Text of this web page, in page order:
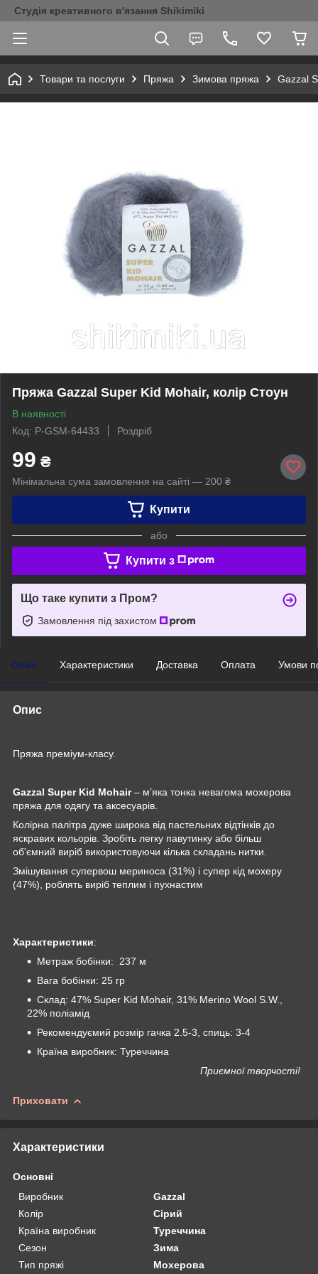
Студія креативного в'язання Shikimiki
Товари та послуги Пряжа Зимова пряжа Gazzal
Пряжа Gazzal Super Kid Mohair, колір Стоун
В наявності
Код: P-GSM-64433
Роздріб
99 ₴
Мінімальна сума замовлення на сайті — 200 ₴
Купити
або
Купити з
Що таке купити з Пром?
Замовлення під захистом
Опис Характеристики Доставка Оплата Умови
Опис
Пряжа преміум-класу.
Gazzal Super Kid Mohair– м’яка тонка невагома мохерова
пряжа для одягу та аксесуарів.
Колірна палітра дуже широка від пастельних відтінків до
яскравих кольорів. Зробіть легку павутинку або більш
об'ємний виріб використовуючи кілька складань нитки.
Змішування супервош мериноса (31%) і супер кід мохеру
(47%), роблять виріб теплим і пухнастим
Характеристики:
Метраж бобінки: 237 м
Вага бобінки: 25 гр
Склад: 47% Super Kid Mohair, 31% Merino Wool S.W.,
22% поліамід
Рекомендуємий розмір гачка 2.5-3, спиць: 3-4
Країна виробник: Туреччина
Приємної творчості!
Приховати
Характеристики
Основні
Виробник
Gazzal
Колір
Сірий
Країна виробник
Туреччина
Сезон
Зима
Тип пряжі
Мохерова